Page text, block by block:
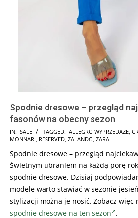
Spodnie dresowe – przegląd
fasonów na obecny sezon
2025-
07-
20
IN: SALE TAGGED: ALLEGRO WYPRZEDAŻE,
MONNARI, RESERVED, ZALANDO, ZARA
Spodnie dresowe – przegląd
Świetnym ubraniem na każdą porę
spodnie dresowe. Dzisiaj
modele warto stawiać w sezonie
stylizacji można je nosić. Zobacz więc
spodnie dresowe na ten sezon .